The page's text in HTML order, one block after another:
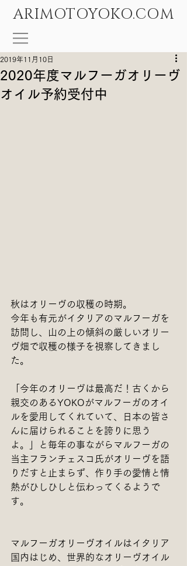
ARIMOTOYOKO.COM
2020年度マルフーガオリーヴ
オイル予約受付中
2019年11月10日
秋はオリーヴの収穫の時期。
今年も有元がイタリアのマルフーガを
訪問し、山の上の傾斜の厳しいオリー
ヴ畑で収穫の様子を視察してきまし
た。
「今年のオリーヴは最高だ！古くから
親交のあるYOKOがマルフーガのオイ
ルを愛用してくれていて、日本の皆さ
んに届けられることを誇りに思う
よ。」と毎年の事ながらマルフーガの
当主フランチェスコ氏がオリーヴを語
りだすと止まらず、作り手の愛情と情
熱がひしひしと伝わってくるようで
す。
マルフーガオリーヴオイルはイタリア
国内はじめ、世界的なオリーヴオイル